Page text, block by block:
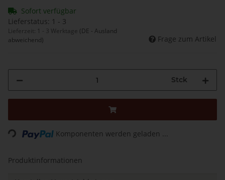
Sofort verfügbar
Lieferstatus: 1 - 3
Lieferzeit: 1 - 3 Werktage (DE - Ausland
abweichend)
Frage zum Artikel
Stck
Loading... Komponenten werden geladen ...
Produktinformationen